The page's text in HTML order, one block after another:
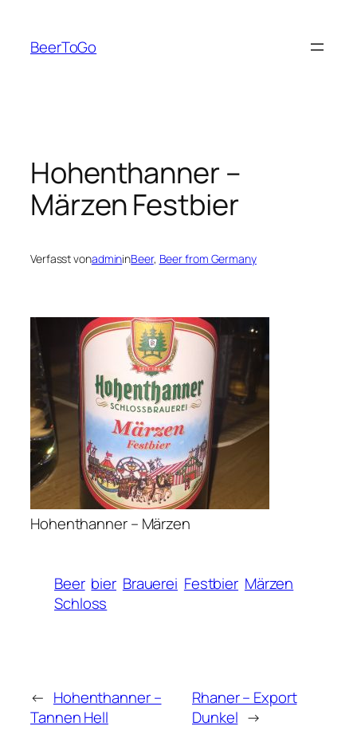
springen
BeerToGo
Hohenthanner –
Märzen Festbier
Verfasst vonadmininBeer, Beer from Germany
Hohenthanner – Märzen
Beer bier Brauerei Festbier Märzen
Schloss
← Hohenthanner –
Tannen Hell
Rhaner – Export
Dunkel →